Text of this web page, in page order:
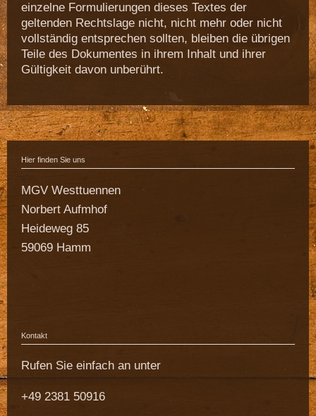
einzelne Formulierungen dieses Textes der
geltenden Rechtslage nicht, nicht mehr oder nicht
vollständig entsprechen sollten, bleiben die übrigen
Teile des Dokumentes in ihrem Inhalt und ihrer
Gültigkeit davon unberührt.
Hier finden Sie uns
MGV Westtuennen
Norbert Aufmhof
Heideweg 85
59069 Hamm
Kontakt
Rufen Sie einfach an unter
+49 2381 50916